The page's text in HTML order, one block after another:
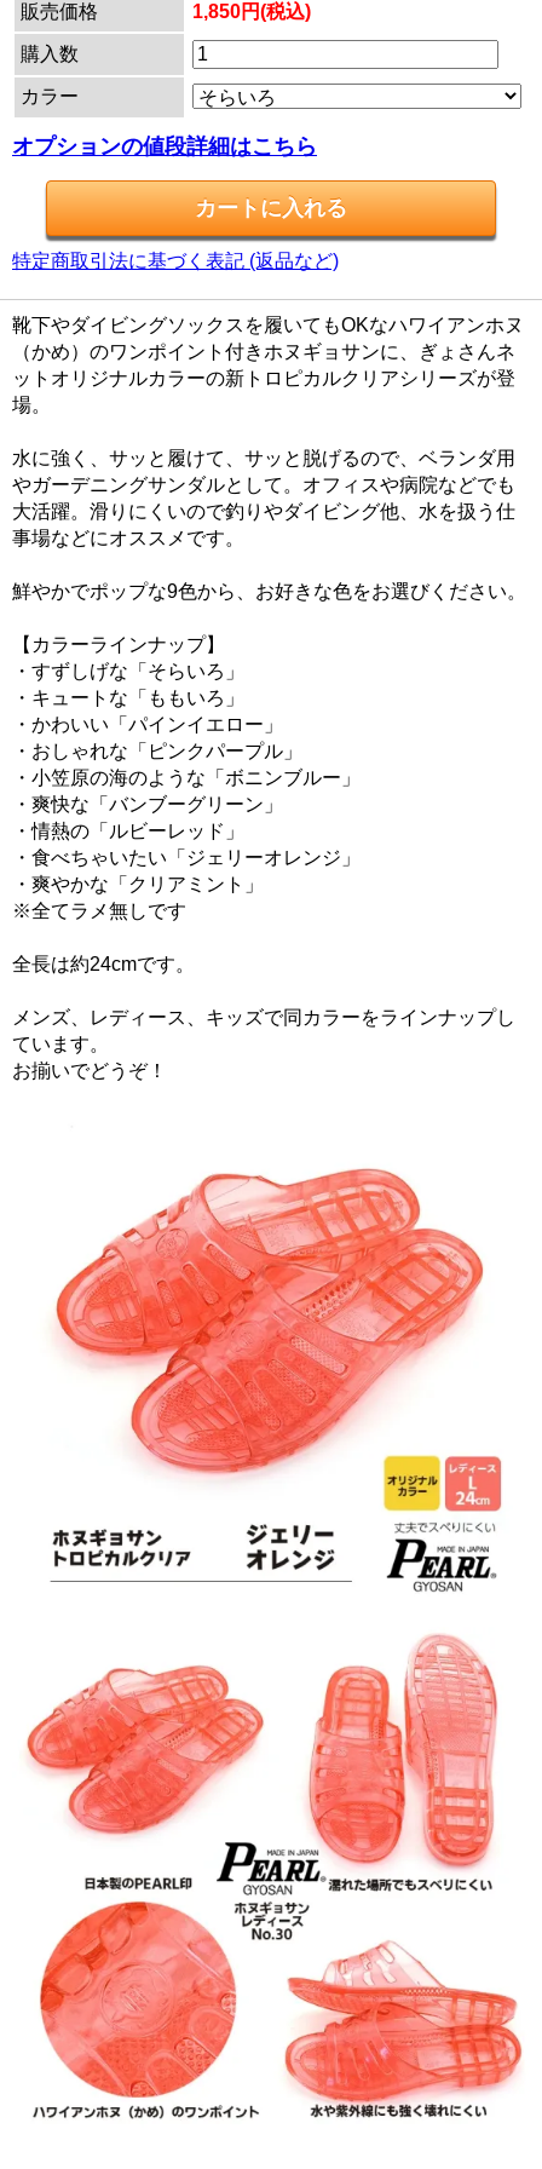
販売価格 1,850円(税込)
購入数
カラー
オプションの値段詳細はこちら
特定商取引法に基づく表記 (返品など)
靴下やダイビングソックスを履いてもOKなハワイアンホヌ
（かめ）のワンポイント付きホヌギョサンに、ぎょさんネ
ットオリジナルカラーの新トロピカルクリアシリーズが登
場。
水に強く、サッと履けて、サッと脱げるので、ベランダ用
やガーデニングサンダルとして。オフィスや病院などでも
大活躍。滑りにくいので釣りやダイビング他、水を扱う仕
事場などにオススメです。
鮮やかでポップな9色から、お好きな色をお選びください。
【カラーラインナップ】
・すずしげな「そらいろ」
・キュートな「ももいろ」
・かわいい「パインイエロー」
・おしゃれな「ピンクパープル」
・小笠原の海のような「ボニンブルー」
・爽快な「バンブーグリーン」
・情熱の「ルビーレッド」
・食べちゃいたい「ジェリーオレンジ」
・爽やかな「クリアミント」
※全てラメ無しです
全長は約24cmです。
メンズ、レディース、キッズで同カラーをラインナップし
ています。
お揃いでどうぞ！